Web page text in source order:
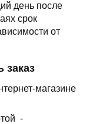
день после
срок
от
заказ
магазине
-